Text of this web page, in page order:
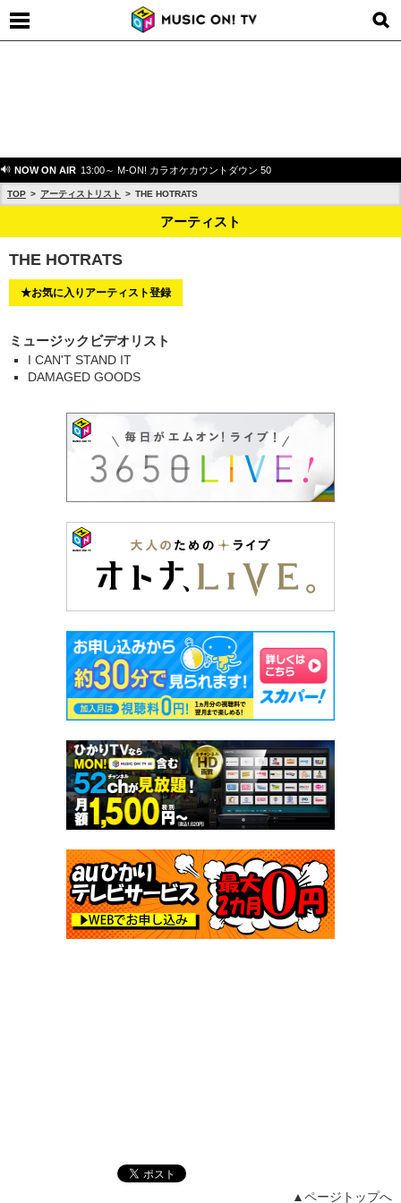
NOW ON AIR 13:00～ M-ON! カラオケカウントダウン 50
TOP アーティストリスト THE HOTRATS
アーティスト
THE HOTRATS
★お気に入りアーティスト登録
ミュージックビデオリスト
I CAN'T STAND IT
DAMAGED GOODS
▲ページトップへ